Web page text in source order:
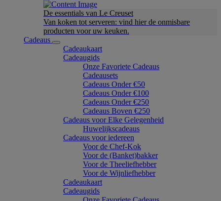
De essentials van Le Creuset
Van koken tot serveren: vind hier de onmisbare
producten voor uw keuken.
Cadeaus
Cadeaukaart
Cadeaugids
Onze Favoriete Cadeaus
Cadeausets
Cadeaus Onder €50
Cadeaus Onder €100
Cadeaus Onder €250
Cadeaus Boven €250
Cadeaus voor Elke Gelegenheid
Huwelijkscadeaus
Cadeaus voor iedereen
Voor de Chef-Kok
Voor de (Banket)bakker
Voor de Theeliefhebber
Voor de Wijnliefhebber
Cadeaukaart
Cadeaugids